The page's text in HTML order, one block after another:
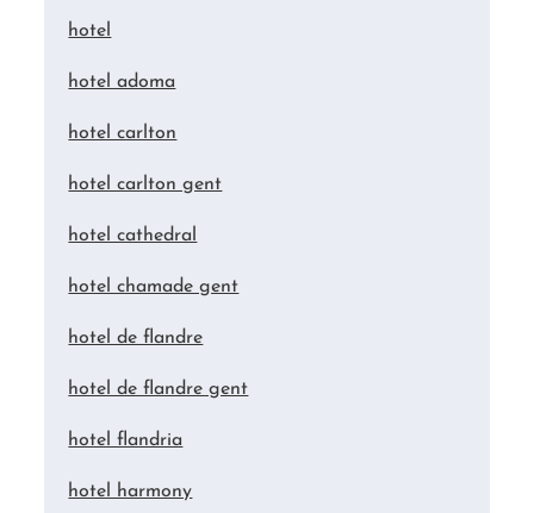
hotel
hotel adoma
hotel carlton
hotel carlton gent
hotel cathedral
hotel chamade gent
hotel de flandre
hotel de flandre gent
hotel flandria
hotel harmony